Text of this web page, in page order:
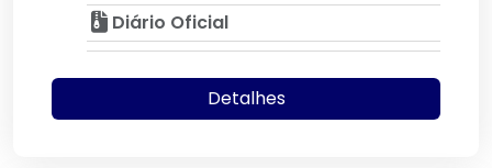
Diário Oficial
Detalhes